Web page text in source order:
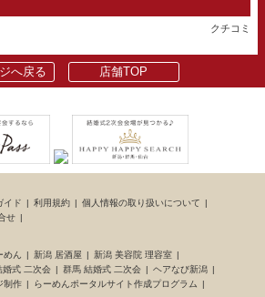
クチコミ
へ戻る 店舗TOP
イド 利用規約
個人情報の取り扱いについて
せ
めん 新潟 居酒屋
新潟 美容院 理容室
婚式 二次会 群馬 結婚式 二次会
ヘアなび新潟
制作 らーめんポータルサイト作成プログラム